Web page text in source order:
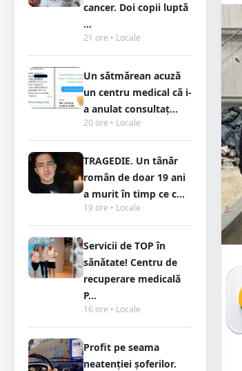
cancer. Doi copii luptă
...
21 ore • Locale
Un sătmărean acuză
un centru medical că i-
a anulat consultaț...
20 ore • Locale
TRAGEDIE. Un tânăr
român de doar 19 ani
a murit în timp ce c...
19 ore • Locale
Servicii de TOP în
sănătate! Centru de
recuperare medicală
P...
16 ore • Locale
Profit pe seama
neatenției șoferilor.